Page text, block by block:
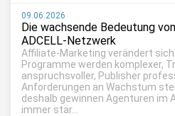
09.06.2026
Die wachsende Bedeutung
ADCELL-Netzwerk
Affiliate-Marketing verändert sich
Programme werden komplexer,
anspruchsvoller, Publisher
Anforderungen an Wachstum
deshalb gewinnen Agenturen im
immer stär...